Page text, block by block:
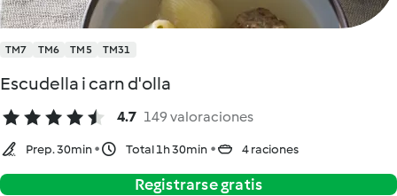
TM7 TM6 TM5 TM31
Escudella i carn d'olla
4.7 149 valoraciones
Prep. 30min Total 1h 30min 4 raciones
Registrarse gratis